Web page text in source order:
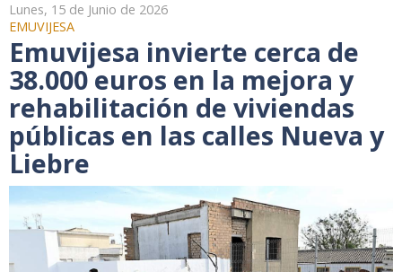
Lunes, 15 de Junio de 2026
EMUVIJESA
Emuvijesa invierte cerca de
38.000 euros en la mejora y
rehabilitación de viviendas
públicas en las calles Nueva y
Liebre